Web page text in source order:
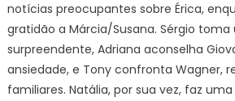
notícias preocupantes sobre Érica,
gratidão a Márcia/Susana. Sérgio
surpreendente, Adriana aconselha
ansiedade, e Tony confronta Wagner,
familiares. Natália, por sua vez, faz